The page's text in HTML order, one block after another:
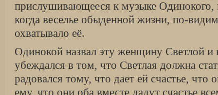
прислушивающееся к музыке Одинокого,
когда веселье обыденной жизни, по-
охватывало её.
Одинокой назвал эту женщину Светлой и
убеждался в том, что Светлая должна
радовался тому, что дает ей счастье, что
ему, что они оба вместе дадут счастье